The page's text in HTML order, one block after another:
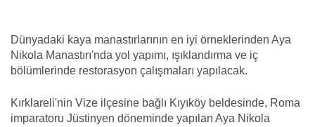
Dünyadaki kaya manastırlarının en iyi örneklerinden Aya
Nikola Manastırı'nda yol yapımı, ışıklandırma ve iç
bölümlerinde restorasyon çalışmaları yapılacak.
Kırklareli'nin Vize ilçesine bağlı Kıyıköy beldesinde, Roma
imparatoru Jüstinyen döneminde yapılan Aya Nikola